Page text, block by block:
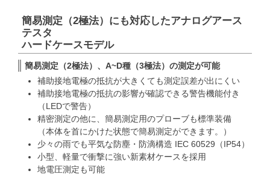
簡易測定（2極法）にも対応したアナログアース
テスタ
ハードケースモデル
簡易測定（2極法）、A~D種（3極法）の測定が可能
補助接地電極の抵抗が大きくても測定誤差が出にくい
補助接地電極の抵抗の影響が確認できる警告機能付き
（LEDで警告）
精密測定の他に、簡易測定用のプローブも標準装備
（本体を首にかけた状態で簡易測定ができます。）
少々の雨でも平気な防塵・防滴構造 IEC 60529（IP54）
小型、軽量で衝撃に強い新素材ケースを採用
地電圧測定も可能